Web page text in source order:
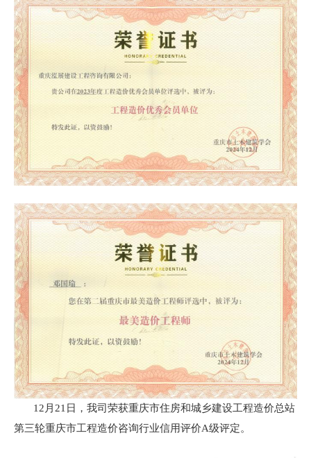
12月21日，我司荣获重庆市住房和城乡建设工程造价总站
第三轮重庆市工程造价咨询行业信用评价A级评定。